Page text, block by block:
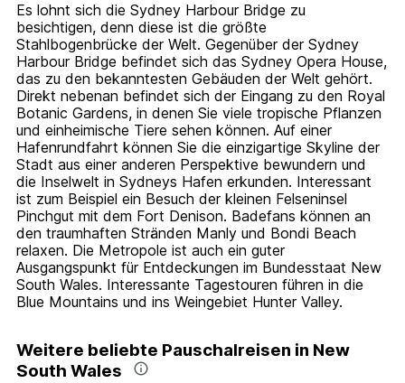
Es lohnt sich die Sydney Harbour Bridge zu
besichtigen, denn diese ist die größte
Stahlbogenbrücke der Welt. Gegenüber der Sydney
Harbour Bridge befindet sich das Sydney Opera House,
das zu den bekanntesten Gebäuden der Welt gehört.
Direkt nebenan befindet sich der Eingang zu den Royal
Botanic Gardens, in denen Sie viele tropische Pflanzen
und einheimische Tiere sehen können. Auf einer
Hafenrundfahrt können Sie die einzigartige Skyline der
Stadt aus einer anderen Perspektive bewundern und
die Inselwelt in Sydneys Hafen erkunden. Interessant
ist zum Beispiel ein Besuch der kleinen Felseninsel
Pinchgut mit dem Fort Denison. Badefans können an
den traumhaften Stränden Manly und Bondi Beach
relaxen. Die Metropole ist auch ein guter
Ausgangspunkt für Entdeckungen im Bundesstaat New
South Wales. Interessante Tagestouren führen in die
Blue Mountains und ins Weingebiet Hunter Valley.
Weitere beliebte Pauschalreisen in New
South Wales